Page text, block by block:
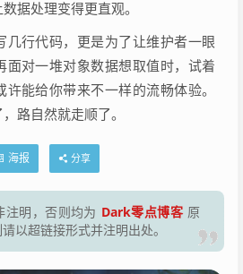
据处理变得更直观。
几行代码，更是为了让维护者一眼
面对一堆对象数据想取值时，试着
能给你带来不一样的流畅体验。
路自然就走顺了。
海报 分享
注明，否则均为 Dark零点博客 原
以超链接形式并注明出处。